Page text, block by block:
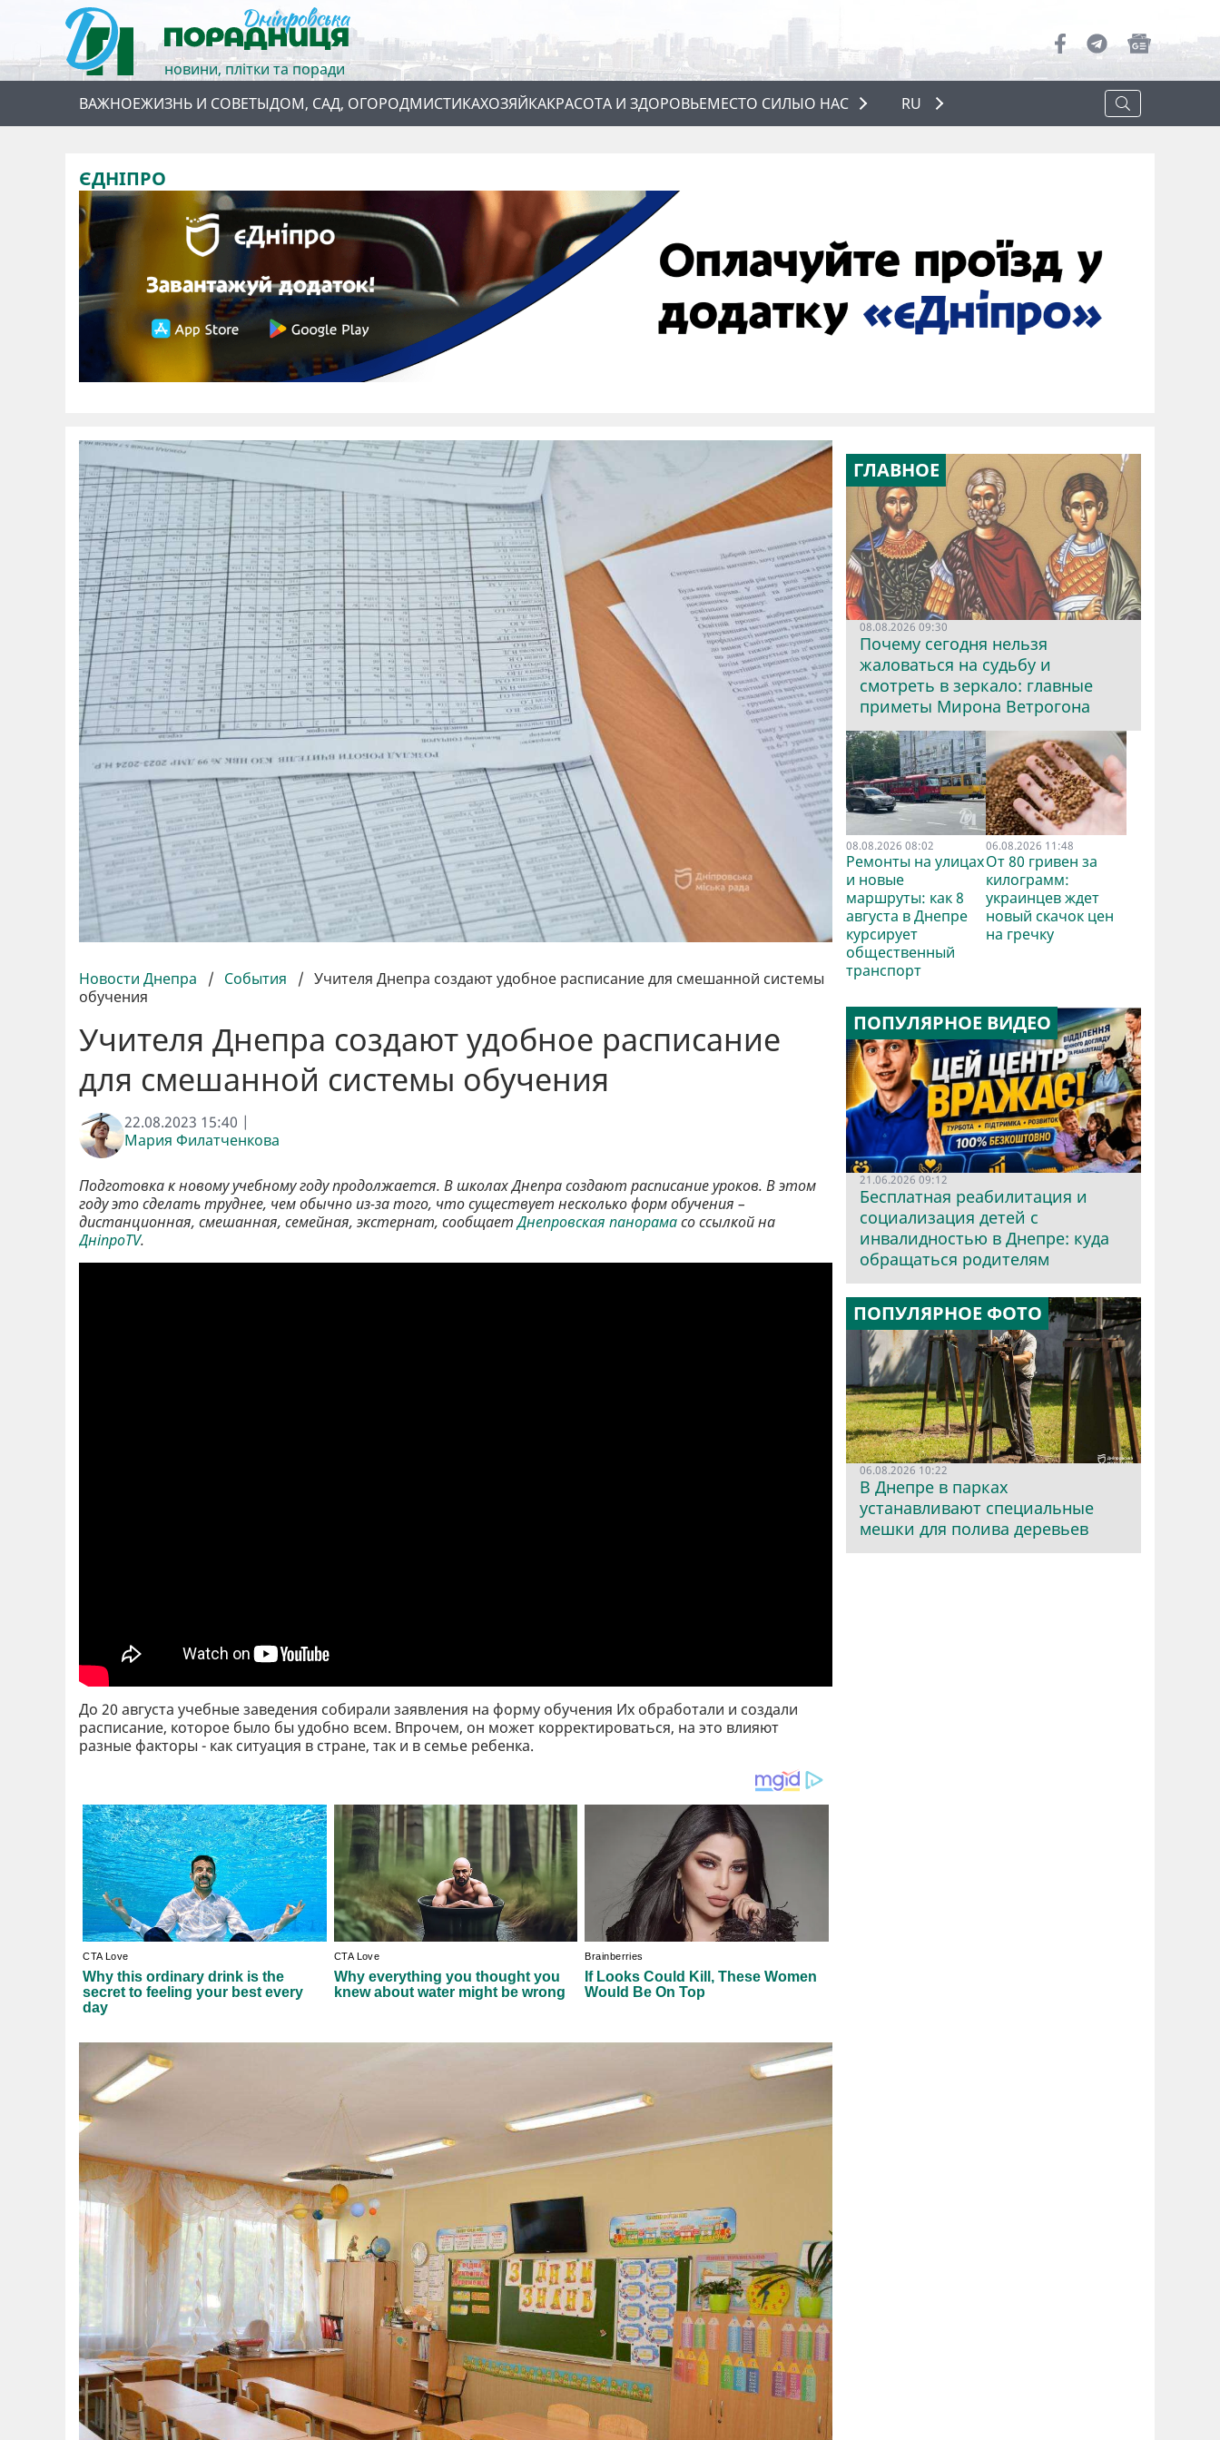
новини, плітки та поради
ВАЖНОЕЖИЗНЬ И СОВЕТЫДОМ, САД, ОГОРОДМИСТИКАХОЗЯЙКАКРАСОТА И ЗДОРОВЬЕМЕСТО СИЛЫО НАС
О НАС
RU
ЄДНІПРО
Новости Днепра / События / Учителя Днепра создают удобное расписание для смешанной системы
обучения
Учителя Днепра создают удобное расписание
для смешанной системы обучения
22.08.2023 15:40 |
Мария Филатченкова
Подготовка к новому учебному году продолжается. В школах Днепра создают расписание уроков. В этом
году это сделать труднее, чем обычно из-за того, что существует несколько форм обучения –
дистанционная, смешанная, семейная, экстернат, сообщаетДнепровская панорамасо ссылкой на
ДніпроTV.
До 20 августа учебные заведения собирали заявления на форму обучения Их обработали и создали
расписание, которое было бы удобно всем. Впрочем, он может корректироваться, на это влияют
разные факторы - как ситуация в стране, так и в семье ребенка.
ГЛАВНОЕ
08.08.2026 09:30
Почему сегодня нельзя
жаловаться на судьбу и
смотреть в зеркало: главные
приметы Мирона Ветрогона
08.08.2026 08:02
Ремонты на улицах
и новые
маршруты: как 8
августа в Днепре
курсирует
общественный
транспорт
06.08.2026 11:48
От 80 гривен за
килограмм:
украинцев ждет
новый скачок цен
на гречку
ПОПУЛЯРНОЕ ВИДЕО
21.06.2026 09:12
Бесплатная реабилитация и
социализация детей с
инвалидностью в Днепре: куда
обращаться родителям
ПОПУЛЯРНОЕ ФОТО
06.08.2026 10:22
В Днепре в парках
устанавливают специальные
мешки для полива деревьев